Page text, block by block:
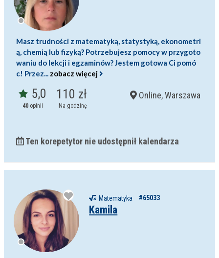
Moja lokalizacja
Maksymalna cena
Masz trudności z matematyką, statystyką, ekonometri
ą, chemią lub fizyką? Potrzebujesz pomocy w przygoto
waniu do lekcji i egzaminów? Jestem gotowa Ci pomó
c! Przez... zobacz więcej
5,0
40opinii
110 zł
Na godzinę
Online, Warszawa
Ten korepetytor nie udostępnił kalendarza
Matematyka #65033
Kamila